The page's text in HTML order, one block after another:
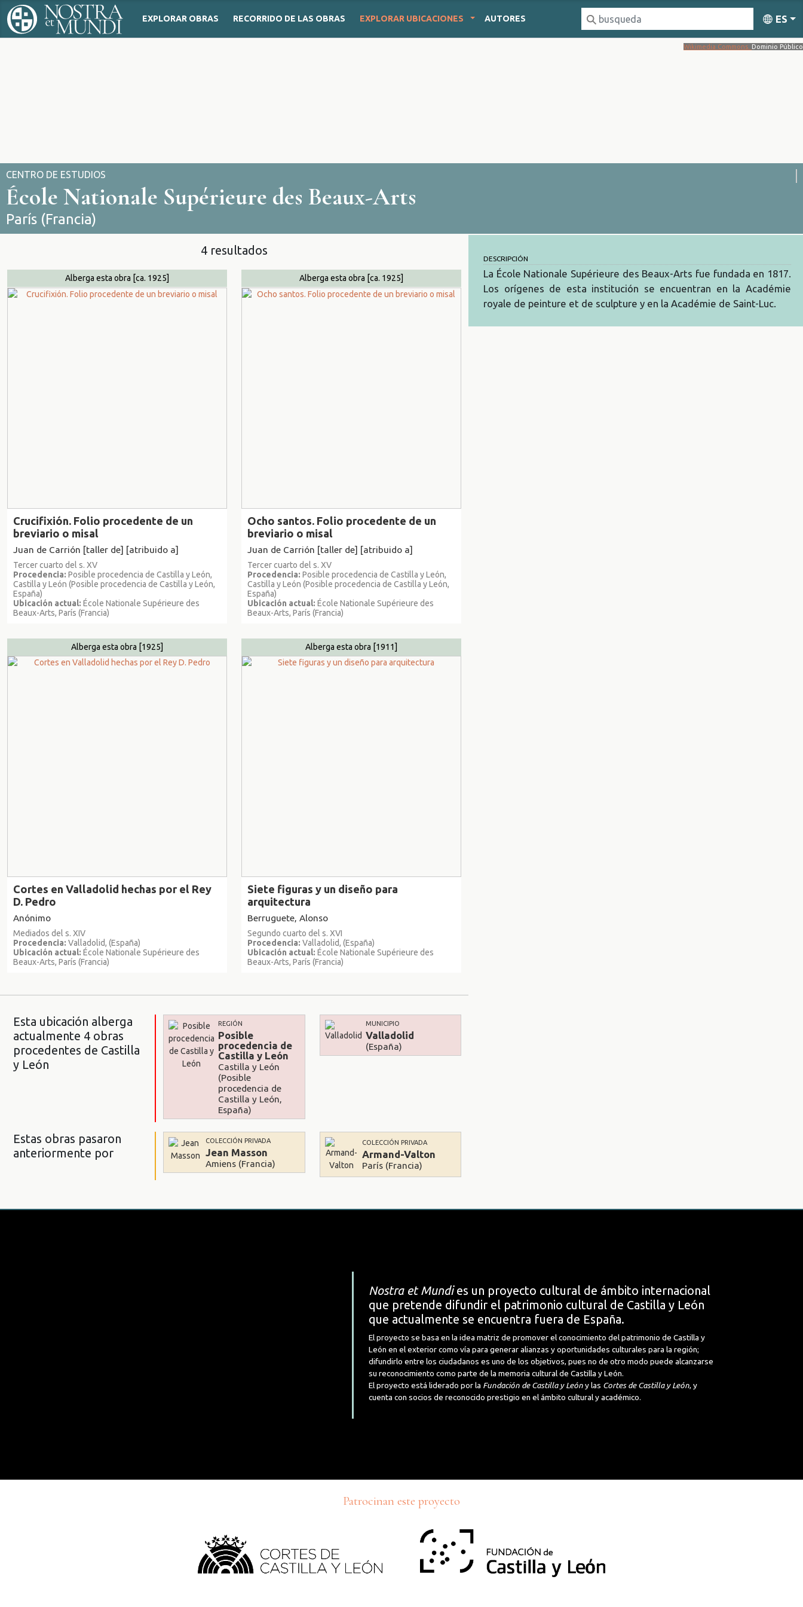
EXPLORAR OBRAS RECORRIDO DE LAS OBRAS EXPLORAR UBICACIONES AUTORES ES
Wikimedia Commons. Dominio Público
CENTRO DE ESTUDIOS
École Nationale Supérieure des Beaux-Arts
París (Francia)
DESCRIPCIÓN
La École Nationale Supérieure des Beaux-Arts fue fundada en 1817.
Los orígenes de esta institución se encuentran en la Académie
royale de peinture et de sculpture y en la Académie de Saint-Luc.
4 resultados
Alberga esta obra [ca. 1925]
Crucifixión. Folio procedente de un
breviario o misal
Juan de Carrión [taller de] [atribuido a]
Tercer cuarto del s. XV
Procedencia: Posible procedencia de Castilla y León,
Castilla y León (Posible procedencia de Castilla y León,
España)
Ubicación actual: École Nationale Supérieure des
Beaux-Arts, París (Francia)
Alberga esta obra [ca. 1925]
Ocho santos. Folio procedente de un
breviario o misal
Juan de Carrión [taller de] [atribuido a]
Tercer cuarto del s. XV
Procedencia: Posible procedencia de Castilla y León,
Castilla y León (Posible procedencia de Castilla y León,
España)
Ubicación actual: École Nationale Supérieure des
Beaux-Arts, París (Francia)
Alberga esta obra [1925]
Cortes en Valladolid hechas por el Rey
D. Pedro
Anónimo
Mediados del s. XIV
Procedencia: Valladolid, (España)
Ubicación actual: École Nationale Supérieure des
Beaux-Arts, París (Francia)
Alberga esta obra [1911]
Siete figuras y un diseño para
arquitectura
Berruguete, Alonso
Segundo cuarto del s. XVI
Procedencia: Valladolid, (España)
Ubicación actual: École Nationale Supérieure des
Beaux-Arts, París (Francia)
Esta ubicación alberga
actualmente 4 obras
procedentes de Castilla
y León
REGIÓN
Posible
procedencia de
Castilla y León
Castilla y León
(Posible
procedencia de
Castilla y León,
España)
MUNICIPIO
Valladolid
(España)
Estas obras pasaron
anteriormente por
COLECCIÓN PRIVADA
Jean Masson
Amiens (Francia)
COLECCIÓN PRIVADA
Armand-Valton
París (Francia)
Nostra et Mundies un proyecto cultural de ámbito internacional
que pretende difundir el patrimonio cultural de Castilla y León
que actualmente se encuentra fuera de España.
El proyecto se basa en la idea matriz de promover el conocimiento del patrimonio de Castilla y
León en el exterior como vía para generar alianzas y oportunidades culturales para la región;
difundirlo entre los ciudadanos es uno de los objetivos, pues no de otro modo puede alcanzarse
su reconocimiento como parte de la memoria cultural de Castilla y León.
El proyecto está liderado por la Fundación de Castilla y Leóny las Cortes de Castilla y León, y
cuenta con socios de reconocido prestigio en el ámbito cultural y académico.
Patrocinan este proyecto